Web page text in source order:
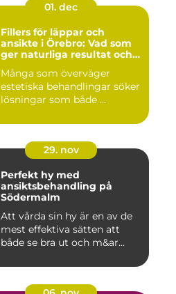
01. dec
Fillers för läppar och
ansikte i Örebro: Vad som
ger naturliga resultat och
Många som överväger
estetiska behandlingar söker
lösningar som både ...
29. nov
Perfekt hy med
ansiktsbehandling på
Södermalm
Att vårda sin hy är en av de
mest effektiva sätten att
både se bra ut och m&ar...